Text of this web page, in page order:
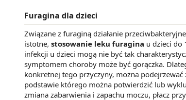
Furagina dla dzieci
Związane z furaginą działanie
istotne, stosowanie leku furagina u dzieci do
infekcji u dzieci mogą nie być tak
symptomem choroby może być gorączka.
konkretnej tego przyczyny, można
podstawie którego można potwierdzić lub
zmiana zabarwienia i zapachu moczu, płacz